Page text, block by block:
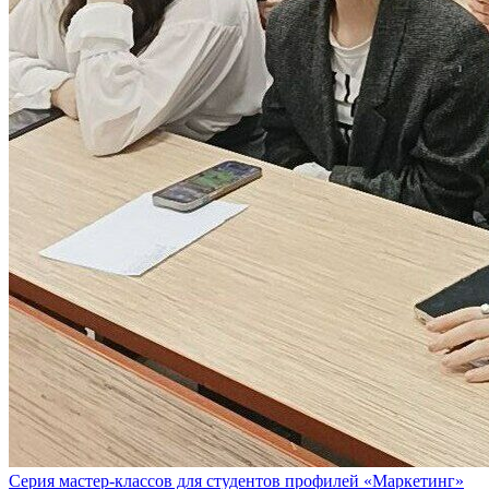
Серия мастер-классов для студентов профилей «Маркетинг»